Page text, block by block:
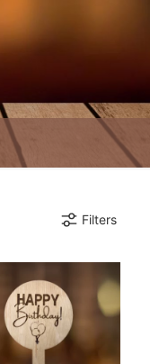
Filters